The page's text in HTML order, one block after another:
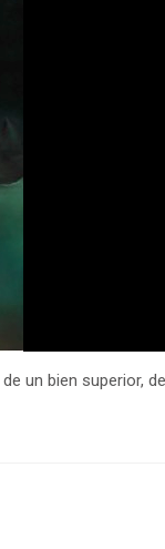
un bien superior,